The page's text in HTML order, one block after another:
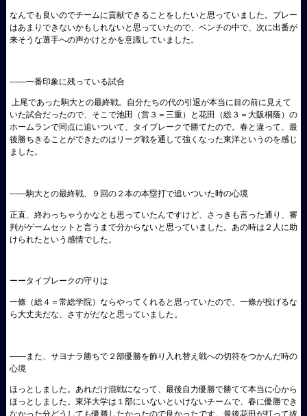
なんでも良いのでチームに貢献できることをしたいと思っていました。プレー
はあまりできないかもしれないと思っていたので、ベンチの中で、次に出番が
来そうな選手への声かけとかを意識していました。
――一番印象に残っている試合
上尾であった駒大との最終戦。自分たちの代の引退が本当に目の前に見えて
いた試合だったので、そこで池田（営３＝三重）と花田（総３＝大阪桐蔭）の
ホームランで同点に追いついて、タイブレークで勝てたので。春と違って、最
後勝ちきることができたのはリーグ戦を通して強くなった東洋というのを感じ
ました。
――駒大との最終戦、９回の２本の本塁打で追いついた時の心境
正直、終わっちゃうかなとも思っていたんですけど、さっきも言った通り、審
判がゲームセットと言うまで分からないと思っていました。あの時は２人に助
けられたという感情でした。
ーータイブレークの守りは
一條（総４＝常総学院）ならやってくれると思っていたので、一條が投げるな
ら大丈夫だな、さすがだなと思っていました。
――また、サヨナラ勝ちで２部優勝を飾り入れ替え戦への切符をつかんだ時の
心境
ほっとしました。あれだけ混戦になって、最後自力優勝で勝てて本当に心から
ほっとしました。東洋大学は１部にいないといけないチームで、春に優勝でき